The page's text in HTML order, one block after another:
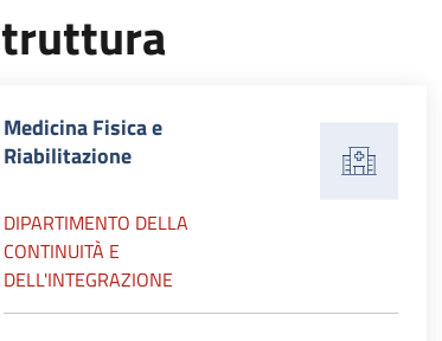
Medicina Fisica e
Riabilitazione
DIPARTIMENTO DELLA
CONTINUITÀ E
DELL'INTEGRAZIONE